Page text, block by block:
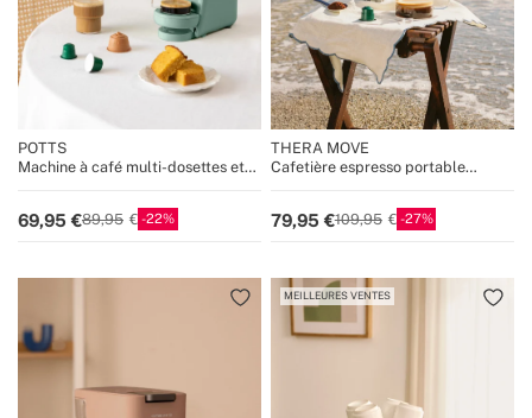
POTTS
Machine à café multi-dosettes et
69,95 89,95 22
THERA MOVE
Cafetière espresso portable
79,95 109,95 27
MEILLEURES VENTES